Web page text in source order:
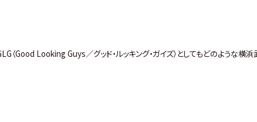
Looking Guys／グッド・ルッキング・ガイズ）としてもどのような横浜